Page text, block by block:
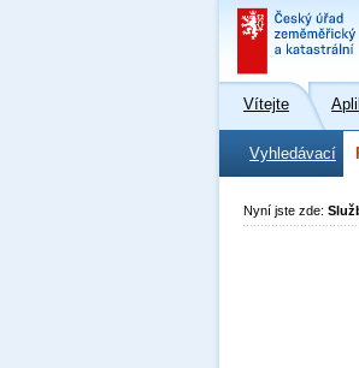
Vítejte
Vyhledávací
Nyní jste zde: